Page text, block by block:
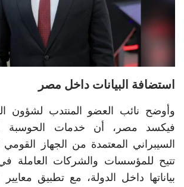
استضافة البيانات داخل مصر
وأوضح نائب العضو المنتدب لشؤون
فيكسد مصر، أن خدمات الحوسبة
السيبراني المعتمدة من الجهاز القومي
تتيح للمؤسسات والشركات العاملة
بياناتها داخل الدولة، مع تطبيق معايير